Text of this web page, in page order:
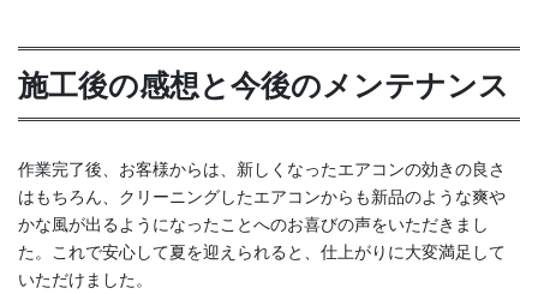
施工後の感想と今後のメンテナンス
作業完了後、お客様からは、新しくなったエアコンの効きの良さ
はもちろん、クリーニングしたエアコンからも新品のような爽や
かな風が出るようになったことへのお喜びの声をいただきまし
た。これで安心して夏を迎えられると、仕上がりに大変満足して
いただけました。